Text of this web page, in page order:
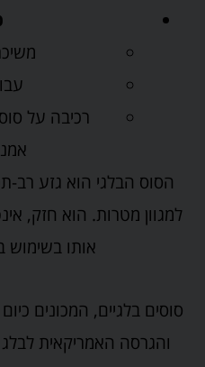
רכיבה על
הסוס הבלגי הוא גזע רב-
למגוון מטרות. הוא חזק,
אותו בשימוש
סוסים בלגיים, המכונים
והגרסה האמריקאית לבלג